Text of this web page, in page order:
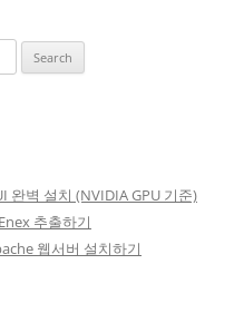
벽 설치 (NVIDIA GPU 기준)
추출하기
웹서버 설치하기